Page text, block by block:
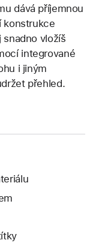
dává příjemnou
konstrukce
snadno vložíš
integrované
i jiným
přehled.